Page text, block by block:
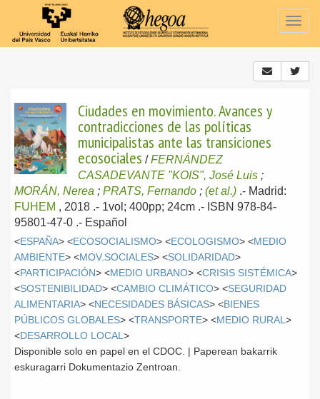
Ciudades en movimiento. Avances y
contradicciones de las políticas
municipalistas ante las transiciones
ecosociales /FERNÁNDEZ
CASADEVANTE "KOIS", José Luis ;
MORÁN, Nerea ; PRATS, Fernando ; (et al.) .- Madrid:
FUHEM , 2018 .- 1vol; 400pp; 24cm .- ISBN 978-84-
95801-47-0 .- Español
<ESPAÑA> <ECOSOCIALISMO> <ECOLOGISMO> <MEDIO
AMBIENTE> <MOV.SOCIALES> <SOLIDARIDAD>
<PARTICIPACIÓN> <MEDIO URBANO> <CRISIS SISTÉMICA>
<SOSTENIBILIDAD> <CAMBIO CLIMÁTICO> <SEGURIDAD
ALIMENTARIA> <NECESIDADES BÁSICAS> <BIENES
PÚBLICOS GLOBALES> <TRANSPORTE> <MEDIO RURAL >
<DESARROLLO LOCAL >
Disponible solo en papel en el CDOC. | Paperean bakarrik
eskuragarri Dokumentazio Zentroan.